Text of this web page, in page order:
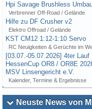
Hpi Savage Brushless
Verbrenner Off-Road / Gelände
Hilfe zu DF Crusher v2
Elektro Offroad / Gelände
KST CM12 1:12-1:10 Servo
RC Neuigkeiten & Gerüchte im
[03.07.-05.07.2026] 4ter Lauf
HessenCup OR8 / OR8E
MSV Linsengericht e.V.
Kalender, Termine & Ergebnisse
Neuste News von